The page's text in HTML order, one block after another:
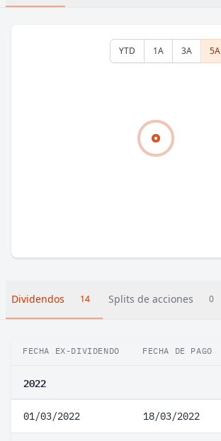
YTD 1A 3A 5A
Dividendos 14 Splits de acciones 0
FECHA EX-DIVIDENDO FECHA DE PAGO
2022
01/03/2022 18/03/2022